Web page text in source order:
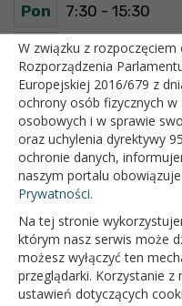
Pon 7:30 - 15:30
Wt 7:30 - 15:30
Śr 7:30 - 15:30
Czw 7:30 - 15:30
Pt 7:30 - 15:30
OFICJALNY SERWIS
W związku z
Rozporządzenia
Europejskiej 2016/679 z
ochrony osób fizycznych
osobowych i w sprawie
oraz uchylenia dyrektywy
ochronie danych,
naszym portalu
Prywatności.
Na tej stronie
którym nasz serwis może
możesz wyłączyć ten
przeglądarki. Korzystanie
ustawień dotyczących